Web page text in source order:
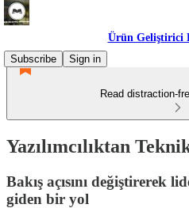
Ürün Geliştirici
Subscribe
Sign in
Read distraction-
Yazılımcılıktan
Bakış açısını değiştirerek
giden bir yol